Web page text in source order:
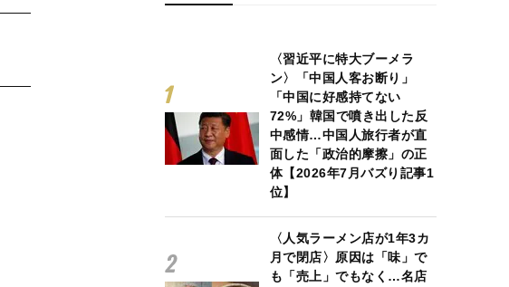
〈習近平に特大ブーメラ
ン〉「中国人客お断り」
「中国に好感持てない
72%」韓国で噴き出した反
中感情…中国人旅行者が直
面した「政治的摩擦」の正
体【2026年7月バズり記事1
位】
〈人気ラーメン店が1年3カ
月で閉店〉原因は「味」で
も「売上」でもなく…名店